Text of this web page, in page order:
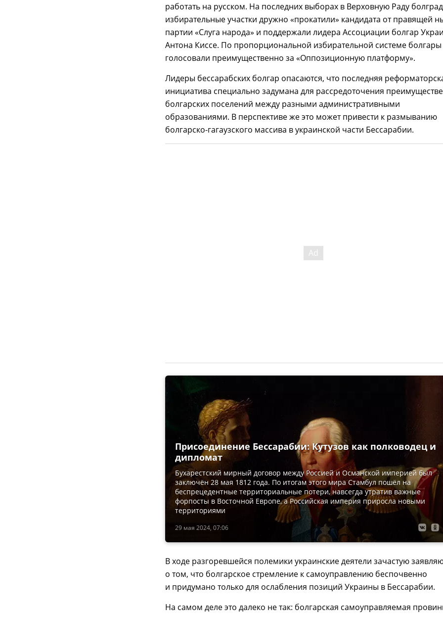
работать на русском. На последних выборах в Верховную Раду
избирательные участки дружно «прокатили» кандидата от правящей
партии «Слуга народа» и поддержали лидера Ассоциации болгар
Антона Киссе. По пропорциональной избирательной системе болгары
голосовали преимущественно за «Оппозиционную платформу».
Лидеры бессарабских болгар опасаются, что последняя
инициатива специально задумана для рассредоточения
болгарских поселений между разными административными
образованиями. В перспективе же это может привести к размыванию
болгарско-гагаузского массива в украинской части Бессарабии.
29 мая 2024, 07:06
Присоединение Бессарабии: Кутузов как полководец и
дипломат
Бухарестский мирный договор между Россией и Османской империей был
заключён 28 мая 1812 года. По итогам этого мира Стамбул пошёл на
беспрецедентные территориальные потери, навсегда утратив важные
форпосты в Восточной Европе, а Российская империя приросла новыми
территориями
В ходе разгоревшейся полемики украинские деятели зачастую
о том, что болгарское стремление к самоуправлению беспочвенно
и придумано только для ослабления позиций Украины в Бессарабии.
На самом деле это далеко не так: болгарская самоуправляемая